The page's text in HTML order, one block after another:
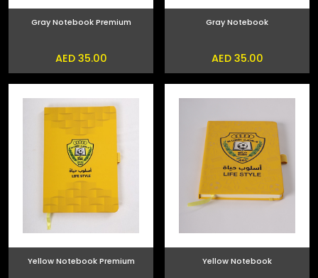
Gray Notebook
AED 35.00
Gray Notebook Premium
AED 35.00
Yellow Notebook
Yellow Notebook Premium